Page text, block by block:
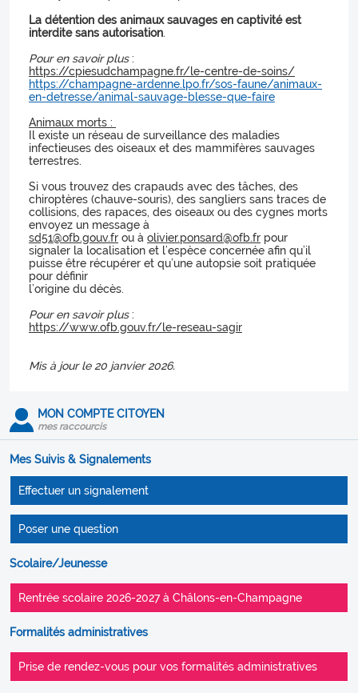
La détention des animaux sauvages en captivité est
interdite sans autorisation.
Pour en savoir plus:
https://cpiesudchampagne.fr/le-centre-de-soins/
https://champagne-ardenne.lpo.fr/sos-faune/animaux-
en-detresse/animal-sauvage-blesse-que-faire
Animaux morts :
Il existe un réseau de surveillance des maladies
infectieuses des oiseaux et des mammifères sauvages
terrestres.
Si vous trouvez des crapauds avec des tâches, des
chiroptères (chauve-souris), des sangliers sans traces de
collisions, des rapaces, des oiseaux ou des cygnes morts
envoyez un message à
sd51@ofb.gouv.fr ou à olivier.ponsard@ofb.fr pour
signaler la localisation et l’espèce concernée afin qu’il
puisse être récupérer et qu’une autopsie soit pratiquée
pour définir
l’origine du décès.
Pour en savoir plus:
https://www.ofb.gouv.fr/le-reseau-sagir
Mis à jour le 20 janvier 2026.
MON COMPTE CITOYEN
mes raccourcis
Mes Suivis & Signalements
Effectuer un signalement
Poser une question
Scolaire/Jeunesse
Rentrée scolaire 2026-2027 à Châlons-en-Champagne
Formalités administratives
Prise de rendez-vous pour vos formalités administratives